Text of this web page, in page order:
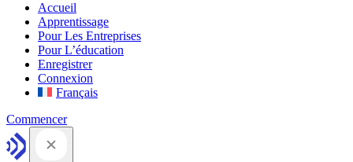
Accueil
Apprentissage
Pour Les Entreprises
Pour L’éducation
Enregistrer
Connexion
Français
Commencer